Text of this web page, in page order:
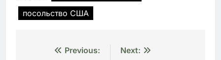
посольство США
Навигация
Previous:
Next: